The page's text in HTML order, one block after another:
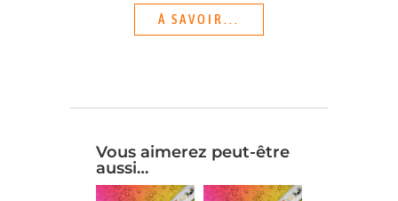
À SAVOIR...
Vous aimerez peut-être
aussi…